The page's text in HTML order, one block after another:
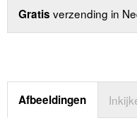
Gratis verzending in
Afbeeldingen